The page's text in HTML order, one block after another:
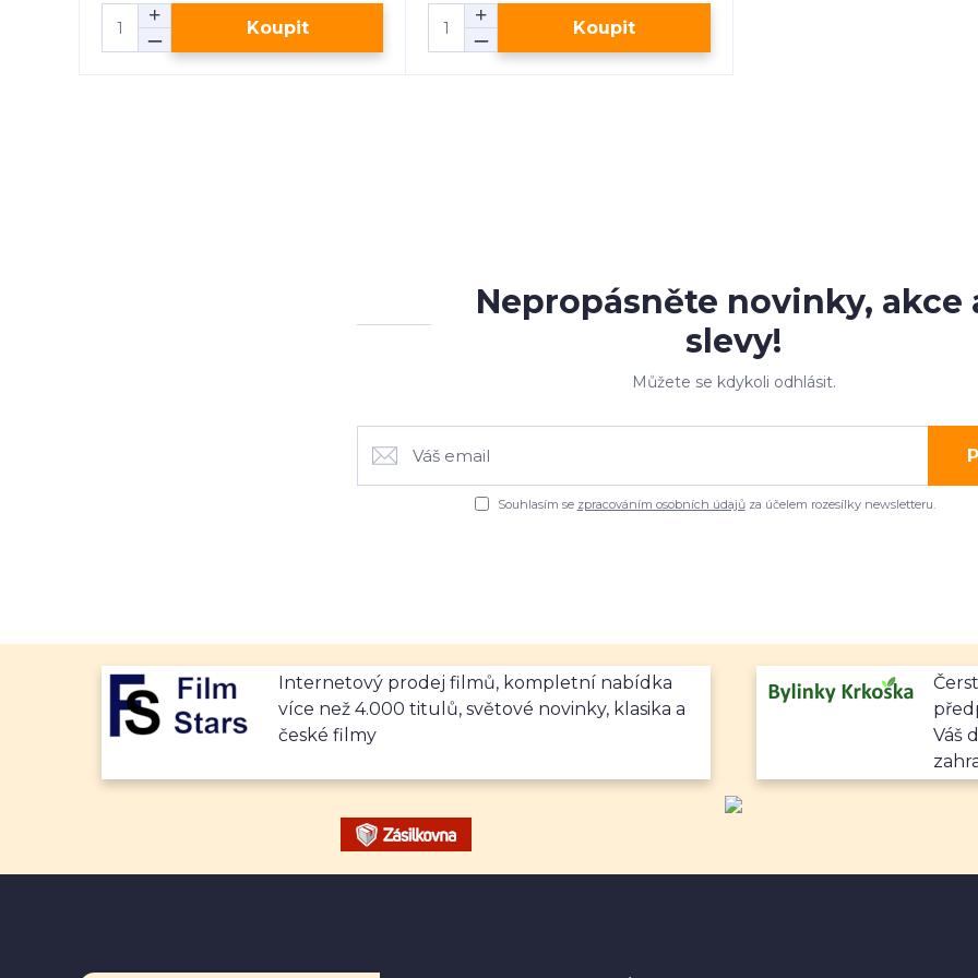
Koupit Koupit
Nepropásněte novinky, akce
slevy!
Můžete se kdykoli odhlásit.
Souhlasím se zpracováním osobních údajůza účelem rozesílky newsletteru.
Internetový prodej filmů, kompletní nabídka
více než 4.000 titulů, světové novinky, klasika a
české filmy
Váš